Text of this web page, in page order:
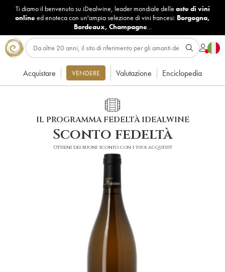
Ti diamo il benvenuto su iDealwine, leader mondiale delle aste di vini
onlineed enoteca con un'ampia selezione di vini francesi: Borgogna,
Bordeaux, Champagne...
Acquistare VENDERE Valutazione Enciclopedia
IL PROGRAMMA FEDELTÀ IDEALWINE
Sconto fedeltà
Ottieni dei buoni sconto con i tuoi acquisti!